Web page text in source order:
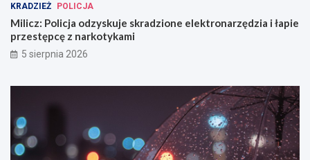
KRADZIEŻ POLICJA
Milicz: Policja odzyskuje skradzione elektronarzędzia i łapie
przestępcę z narkotykami
5 sierpnia 2026